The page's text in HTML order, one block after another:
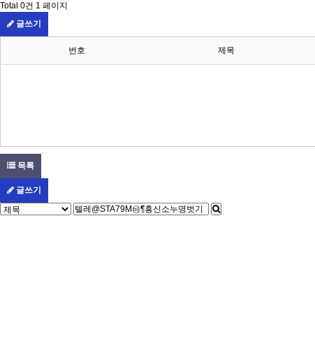
Total 0건 1 페이지
글쓰기
번호 제목
목록
글쓰기